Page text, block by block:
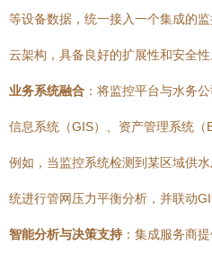
等设备数据，统一接入一个集成的
云架构，具备良好的扩展性和安全性
业务系统融合 ：将监控平台与水务
信息系统（GIS）、资产管理系统（
例如，当监控系统检测到某区域供
统进行管网压力平衡分析，并联动
智能分析与决策支持 ：集成服务商